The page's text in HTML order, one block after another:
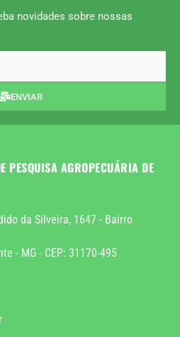
novidades sobre nossas
ENVIAR
PESQUISA AGROPECUÁRIA DE
da Silveira, 1647 - Bairro
- MG - CEP: 31170-495